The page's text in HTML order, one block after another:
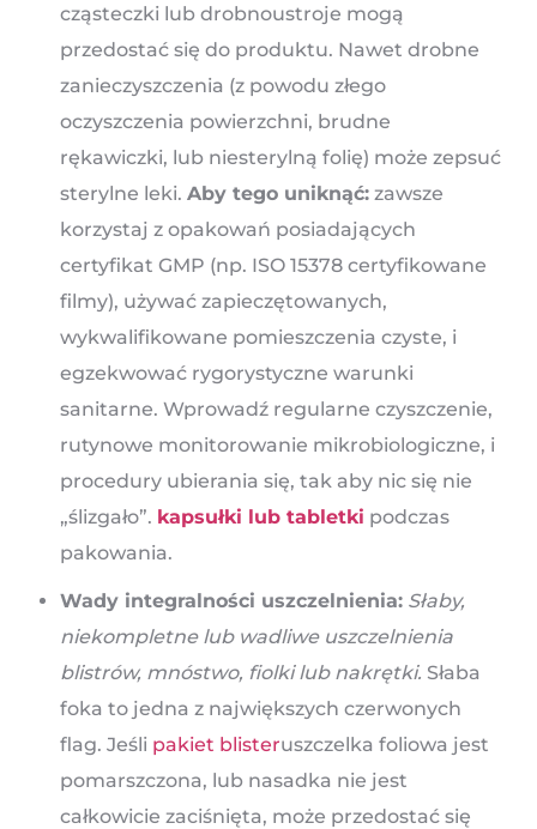
cząsteczki lub drobnoustroje mogą
przedostać się do produktu. Nawet drobne
zanieczyszczenia (z powodu złego
oczyszczenia powierzchni, brudne
rękawiczki, lub niesterylną folię) może zepsuć
sterylne leki. Aby tego uniknąć: zawsze
korzystaj z opakowań posiadających
certyfikat GMP (np. ISO 15378 certyfikowane
filmy), używać zapieczętowanych,
wykwalifikowane pomieszczenia czyste, i
egzekwować rygorystyczne warunki
sanitarne. Wprowadź regularne czyszczenie,
rutynowe monitorowanie mikrobiologiczne, i
procedury ubierania się, tak aby nic się nie
„ślizgało”. kapsułki lub tabletki podczas
pakowania.
Wady integralności uszczelnienia: Słaby,
niekompletne lub wadliwe uszczelnienia
blistrów, mnóstwo, fiolki lub nakrętki. Słaba
foka to jedna z największych czerwonych
flag. Jeśli pakiet blisteruszczelka foliowa jest
pomarszczona, lub nasadka nie jest
całkowicie zaciśnięta, może przedostać się